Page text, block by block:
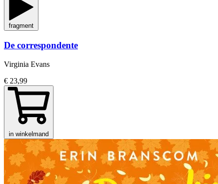
fragment
De correspondente
Virginia Evans
€ 23,99
in winkelmand